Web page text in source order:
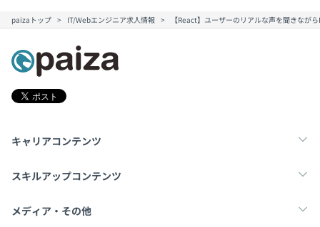
・構成管理：Terraform
・ワークフロー：Airflow
・CI/CD：GitHub Actions
【選択型キャリアアップ制度】
か、専門性を追求するエキスパート職かを選択できます。
・成果だけではなく、エンジニアとして推奨される行動も
paizaトップ IT/Webエンジニア求人情報 【React】ユーザーのリアルな声を聞きなが
キャリアコンテンツ
転職・キャリア
スキルアップコンテンツ
学習
メディア・その他